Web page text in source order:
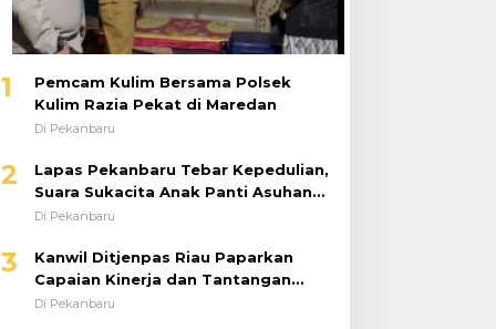
1
Pemcam Kulim Bersama Polsek
Kulim Razia Pekat di Maredan
Di Pekanbaru
2
Lapas Pekanbaru Tebar Kepedulian,
Suara Sukacita Anak Panti Asuhan
Kemuliaan Iringi Bantuan Sosial
Di Pekanbaru
3
Kanwil Ditjenpas Riau Paparkan
Capaian Kinerja dan Tantangan
Pemasyarakatan dalam RDP
Di Pekanbaru